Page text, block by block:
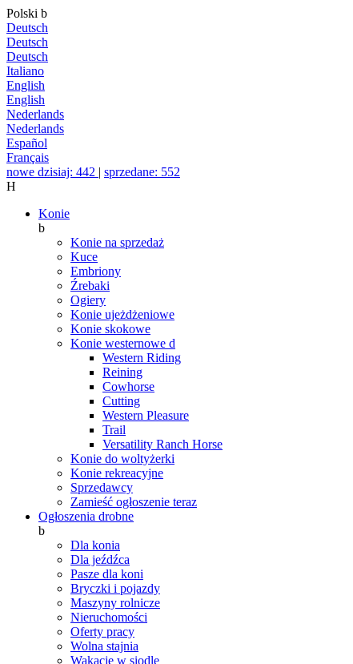
Polski b
Deutsch
Deutsch
Deutsch
Italiano
English
English
Nederlands
Nederlands
Español
Français
nowe dzisiaj: 442 | sprzedane: 552
H
Konie
b
Konie na sprzedaż
Kuce
Embriony
Źrebaki
Ogiery
Konie ujeżdżeniowe
Konie skokowe
Konie westernowe d
Western Riding
Reining
Cowhorse
Cutting
Western Pleasure
Trail
Versatility Ranch Horse
Konie do woltyżerki
Konie rekreacyjne
Sprzedawcy
Zamieść ogłoszenie teraz
Ogłoszenia drobne
b
Dla konia
Dla jeźdźca
Pasze dla koni
Bryczki i pojazdy
Maszyny rolnicze
Nieruchomości
Oferty pracy
Wolna stajnia
Wakacje w siodle